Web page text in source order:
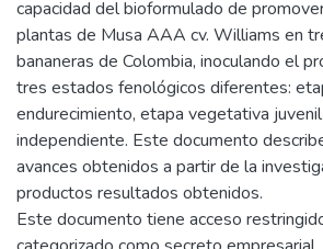
capacidad del bioformulado de
plantas de Musa AAA cv. Williams en
bananeras de Colombia, inoculando el
tres estados fenológicos diferentes:
endurecimiento, etapa vegetativa
independiente. Este documento
avances obtenidos a partir de la
productos resultados obtenidos.
Este documento tiene acceso